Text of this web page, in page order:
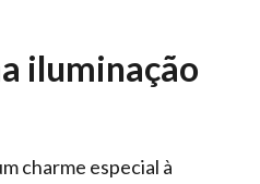
iluminação
charme especial à